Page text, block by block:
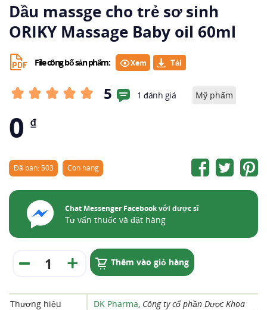
Dầu massge cho trẻ sơ sinh
ORIKY Massage Baby oil 60ml
File công bố sản phẩm: Xem
5 1 đánh giá Mỹ phẩm
0 ₫
Đã bán: 503 Còn hàng
Chat Messenger Facebook với dược sĩ
Tư vấn thuốc và đặt hàng
Thêm vào giỏ hàng
Thương hiệu DK Pharma, Công ty cổ phần Dược Khoa